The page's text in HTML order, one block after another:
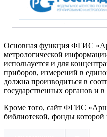
Основная функция ФГИС
метрологической
используется и для
приборов, измерений в
должна производиться в
государственных органов и
Кроме того, сайт ФГИС
библиотекой, фонды которой